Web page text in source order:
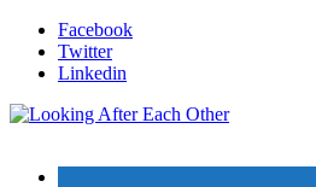
Skip
content
Facebook
Twitter
Linkedin